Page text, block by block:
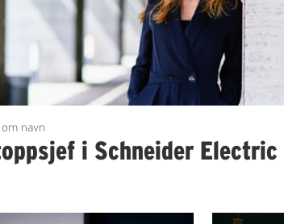
navn
i Schneider Electric